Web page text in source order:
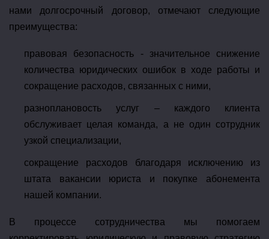
нами долгосрочный договор, отмечают следующие
преимущества:
правовая безопасность - значительное снижение
количества юридических ошибок в ходе работы и
сокращение расходов, связанных с ними,
разноплановость услуг – каждого клиента
обслуживает целая команда, а не один сотрудник
узкой специализации,
сокращение расходов благодаря исключению из
штата вакансии юриста и покупке абонемента
нашей компании.
В процессе сотрудничества мы помогаем